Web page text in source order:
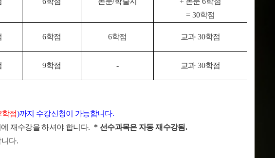
= 30학점
6학점 6학점 교과30학점
9학점 - 교과30학점
학점)까지 수강신청이 가능합니다.
재수강을 하셔야 합니다. * 선수과목은 자동 재수강됨.
니다.